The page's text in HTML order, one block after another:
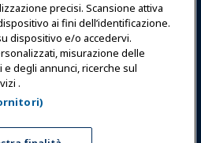
Internazionale di Parchi di
Tutti i diritti riservati.
precisi. Scansione attiva
ai fini dell’identificazione.
dispositivo e/o accedervi.
misurazione delle
degli annunci, ricerche sul
.